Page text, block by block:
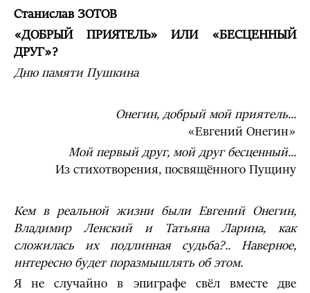
Станислав ЗОТОВ
«ДОБРЫЙ ПРИЯТЕЛЬ» ИЛИ «БЕСЦЕННЫЙ
ДРУГ»?
Дню памяти Пушкина
Онегин, добрый мой приятель...
«Евгений Онегин»
Мой первый друг, мой друг бесценный...
Из стихотворения, посвящённого Пущину
Кем в реальной жизни были Евгений Онегин,
Владимир Ленский и Татьяна Ларина, как
сложилась их подлинная судьба?.. Наверное,
интересно будет поразмышлять об этом.
Я не случайно в эпиграфе свёл вместе две